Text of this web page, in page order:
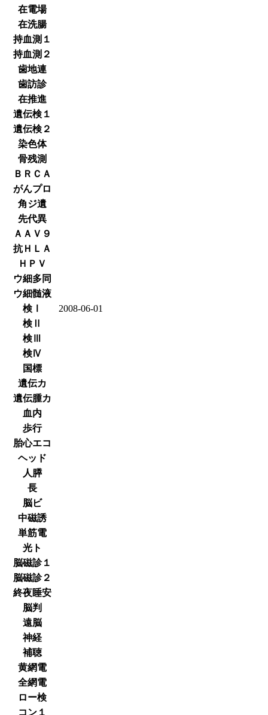
在電場
在洗腸
持血測１
持血測２
歯地連
歯訪診
在推進
遺伝検１
遺伝検２
染色体
骨残測
ＢＲＣＡ
がんプロ
角ジ遺
先代異
ＡＡＶ９
抗ＨＬＡ
ＨＰＶ
ウ細多同
ウ細髄液
検Ⅰ
2008-06-01
検Ⅱ
検Ⅲ
検Ⅳ
国標
遺伝カ
遺伝腫カ
血内
歩行
胎心エコ
ヘッド
人膵
長
脳ビ
中磁誘
単筋電
光ト
脳磁診１
脳磁診２
終夜睡安
脳判
遠脳
神経
補聴
黄網電
全網電
ロー検
コン１